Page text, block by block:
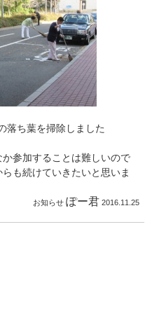
落ち葉を掃除しました
参加することは難しいので
も続けていきたいと思いま
お知らせ ぽー君 2016.11.25